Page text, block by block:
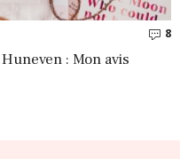
8
: Mon avis